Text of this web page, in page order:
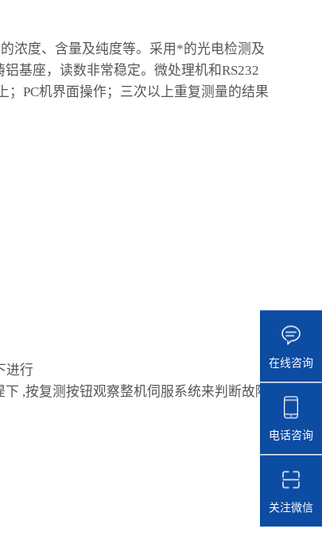
浓度、含量及纯度等。采用*的光电检测及
基座，读数非常稳定。微处理机和RS232
PC机界面操作；三次以上重复测量的结果
进行
,按复测按钮观察整机伺服系统来判断故障
在线咨询
电话咨询
关注微信